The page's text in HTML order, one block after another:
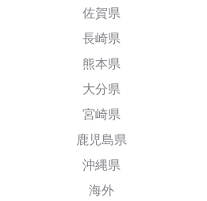
佐賀県
長崎県
熊本県
大分県
宮崎県
鹿児島県
沖縄県
海外